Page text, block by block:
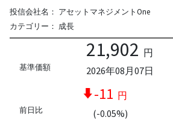
投信会社名： アセットマネジメントOne
カテゴリー： 成長
基準価額
21,902 円
2026年08月07日
前日比
-11 円
(-0.05%)